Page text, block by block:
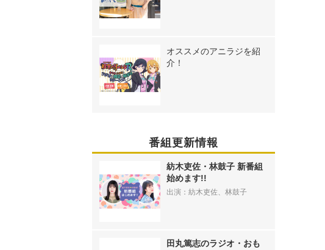
オススメのアニラジを紹
介！
番組更新情報
紡木吏佐・林鼓子 新番組
始めます!!
出演：紡木吏佐、林鼓子
田丸篤志のラジオ・おも